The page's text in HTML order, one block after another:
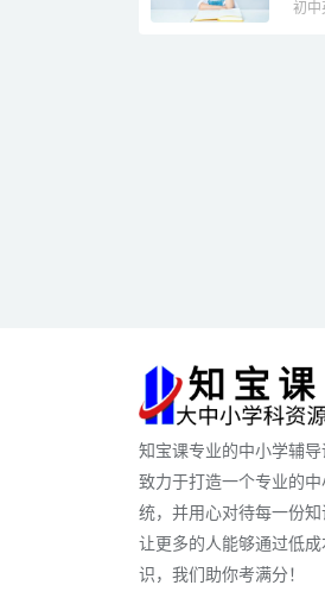
初中
知宝课专业的中小学辅
致力于打造一个专业的
统，并用心对待每一份
让更多的人能够通过低
识，我们助你考满分！